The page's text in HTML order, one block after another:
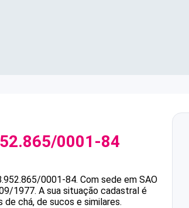
0001-84
0001-84. Com sede em SAO
1977. A sua situação cadastral é
chá, de sucos e similares.